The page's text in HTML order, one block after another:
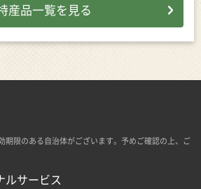
産品一覧を見る
限のある自治体がございます。予めご確認の上、ご
ルサービス